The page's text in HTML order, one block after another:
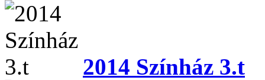
2014 Színház 3.t